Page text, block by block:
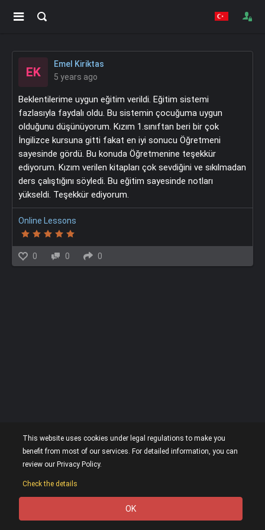
EK
Emel Kiriktas
5 years ago
Beklentilerime uygun eğitim verildi. Eğitim sistemi
fazlasıyla faydalı oldu. Bu sistemin çocuğuma uygun
olduğunu düşünüyorum. Kızım 1.sınıftan beri bir çok
İngilizce kursuna gitti fakat en iyi sonucu Öğretmeni
sayesinde gördü. Bu konuda Öğretmenine teşekkür
ediyorum. Kızım verilen kitapları çok sevdiğini ve sıkılmadan
ders çalıştığını söyledi. Bu eğitim sayesinde notları
yükseldi. Teşekkür ediyorum.
Online Lessons
0 0 0
This website uses cookies under legal regulations to make you
benefit from most of our services. For detailed information, you can
review our Privacy Policy.
Check the details
OK